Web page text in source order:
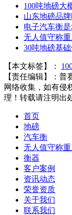
100吨地磅大
山东地磅品
电子汽车衡是
无人值守称
30吨地磅基
【本文标签】：
【责任编辑】： 普
网络收集，如有侵
理！转载请注明出
首页
地磅
汽车衡
无人值守称
衡器
客户案例
资讯动态
荣誉资质
关于我们
联系我们